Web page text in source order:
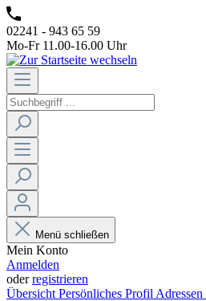
02241 - 943 65 59
Mo-Fr 11.00-16.00 Uhr
Menü schließen
Mein Konto
Anmelden
oderregistrieren
Übersicht Persönliches Profil Adressen